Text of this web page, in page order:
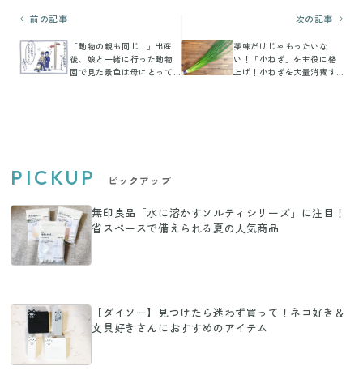
前の記事
「動物の親も同じ…」出産
後、娘と一緒に行った動物
園で見た景色は母にとって
次の記事
薬味だけじゃもったいな
い！「小ねぎ」を主役に格
上げ！小ねぎを大量消費す
PICKUP ピックアップ
無印良品「水に溶かすソルティシリーズ」に注目！
省スペースで備えられる夏の人気商品
【ダイソー】見つけたら迷わず買って！ネコ好き＆
文具好きさんにおすすめのアイテム